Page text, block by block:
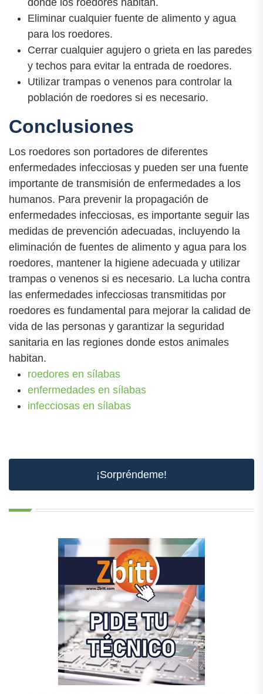
donde los roedores habitan.
Eliminar cualquier fuente de alimento y agua
para los roedores.
Cerrar cualquier agujero o grieta en las paredes
y techos para evitar la entrada de roedores.
Utilizar trampas o venenos para controlar la
población de roedores si es necesario.
Conclusiones
Los roedores son portadores de diferentes
enfermedades infecciosas y pueden ser una fuente
importante de transmisión de enfermedades a los
humanos. Para prevenir la propagación de
enfermedades infecciosas, es importante seguir las
medidas de prevención adecuadas, incluyendo la
eliminación de fuentes de alimento y agua para los
roedores, mantener la higiene adecuada y utilizar
trampas o venenos si es necesario. La lucha contra
las enfermedades infecciosas transmitidas por
roedores es fundamental para mejorar la calidad de
vida de las personas y garantizar la seguridad
sanitaria en las regiones donde estos animales
habitan.
roedores en sílabas
enfermedades en sílabas
infecciosas en sílabas
¡Sorpréndeme!